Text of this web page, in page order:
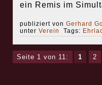
ein Remis im
publiziert von Gerhard
unter Verein Tags:
Seite 1 von 11: 1 2